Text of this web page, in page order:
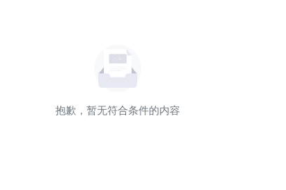
抱歉，暂无符合条件的内容